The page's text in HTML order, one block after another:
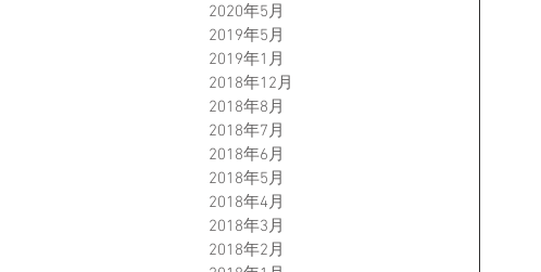
2020年5月
2019年5月
2019年1月
2018年12月
2018年8月
2018年7月
2018年6月
2018年5月
2018年4月
2018年3月
2018年2月